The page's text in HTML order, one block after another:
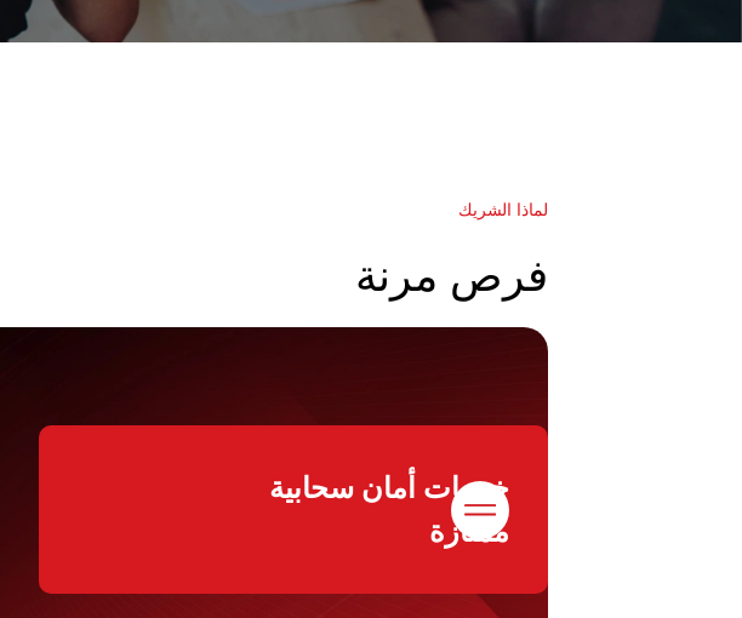
لماذا الشريك
فرص مرنة
خدمات أمان سحابية
ممتازة